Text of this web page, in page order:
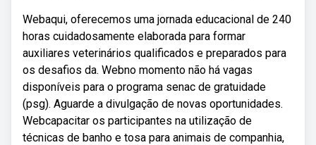
Webaqui, oferecemos uma jornada educacional de 240
horas cuidadosamente elaborada para formar
auxiliares veterinários qualificados e preparados para
os desafios da. Webno momento não há vagas
disponíveis para o programa senac de gratuidade
(psg). Aguarde a divulgação de novas oportunidades.
Webcapacitar os participantes na utilização de
técnicas de banho e tosa para animais de companhia,